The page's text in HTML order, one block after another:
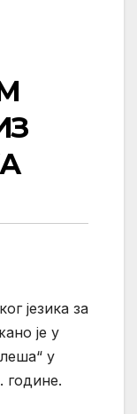
језика за
је у
у
године.